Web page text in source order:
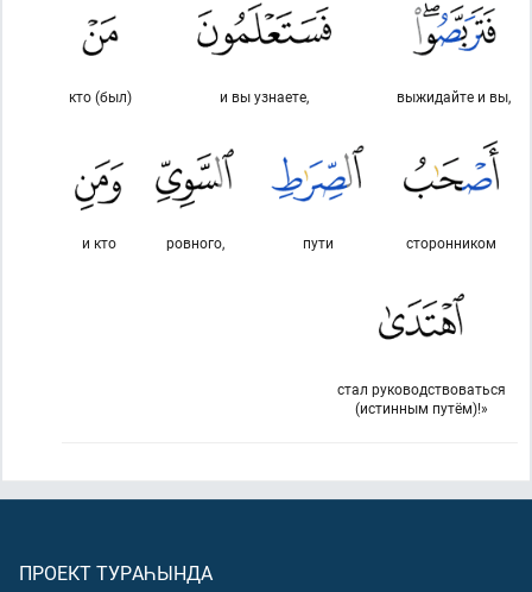
выжидайте и вы,
и вы узнаете,
кто (был)
сторонником
пути
ровного,
и кто
стал руководствоваться
(истинным путём)!»
ПРОЕКТ ТУРАҺЫНДА